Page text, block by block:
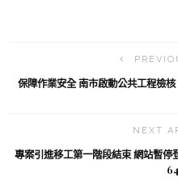
保障作業安全 南市啟動公共工程檢
NEXT
專案引進移工第一階段結束 網站暫停